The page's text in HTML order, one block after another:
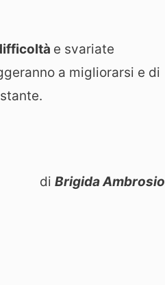
e svariate
a migliorarsi e di
di Brigida Ambrosio